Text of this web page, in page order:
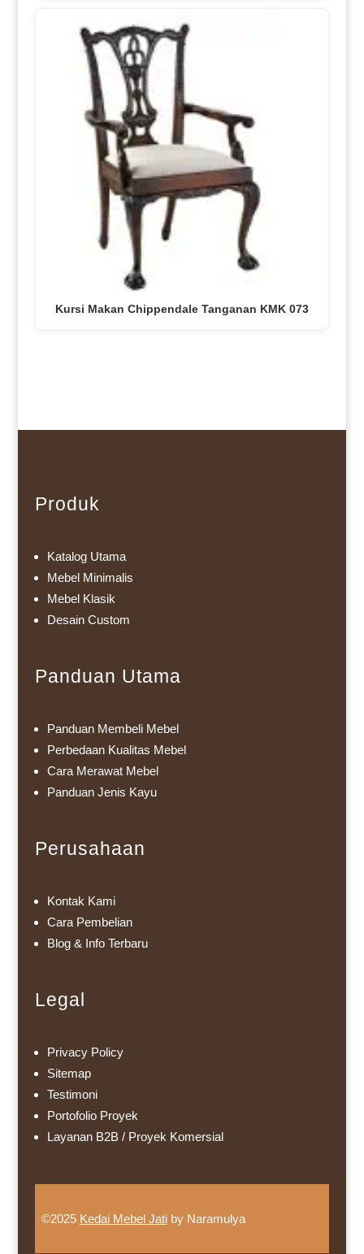
Kursi Makan Chippendale Tanganan KMK 073
Produk
Katalog Utama
Mebel Minimalis
Mebel Klasik
Desain Custom
Panduan Utama
Panduan Membeli Mebel
Perbedaan Kualitas Mebel
Cara Merawat Mebel
Panduan Jenis Kayu
Perusahaan
Kontak Kami
Cara Pembelian
Blog & Info Terbaru
Legal
Privacy Policy
Sitemap
Testimoni
Portofolio Proyek
Layanan B2B / Proyek Komersial
©2025 Kedai Mebel Jatiby Naramulya